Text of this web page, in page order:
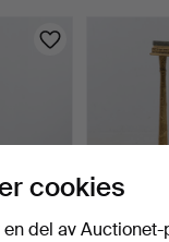
cookies
del av